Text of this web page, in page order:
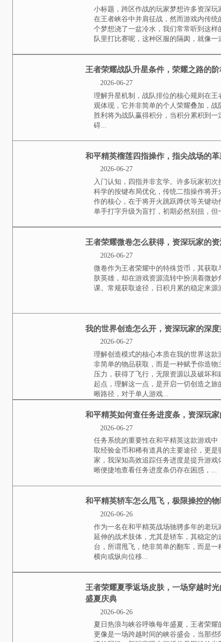
络连接才能快速响应登录请求，
最后游戏客户端本身版本过旧或
第一步。网络环境的优化与排...
2026-06-28
小标题，跨区作战的玩家梦想许
想浇了一盆冷水，我们常常听到
打比赛呢，这种区服的隔阂，就
王者荣耀战队升星条
实战心得
理解升星机制，战队排位的核心
体现，它并非简单的个人荣耀叠
将为战队赢得积分，当积分累积
和平精英榴莲四指操
宰的操控哲学
2026-06-27
入门认知，四指并非玄学。许多
学的按键布局优化，传统二指操
王者荣耀微卷怎么获
微卷作为王者荣耀中的特殊货币
英雄，却在游戏资源流转中扮演
规获取途径，日积月累的稳定来源
我的世界创造怎么开
可能的钥匙
2026-06-27
理解创造模式的核心本质在我的
力，获得了飞行，无限资源以及
点，理解这一点，是开启一切创
和平精英如何查任务
度轻松赢取奖励
2026-06-27
经验金币和稀有道具的主要途径
深知高效追踪任务进度是提升游
查看任务进度条仍存在困惑，...
和平精英轿车怎么甩
2026-06-26